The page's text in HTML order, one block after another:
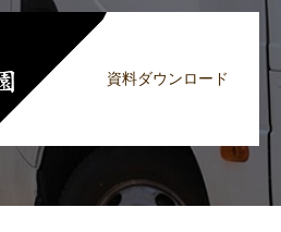
資料ダウンロード